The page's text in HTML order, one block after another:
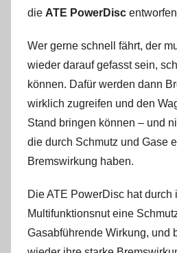
die ATE PowerDisc
Wer gerne schnell fährt, der
wieder darauf gefasst sein,
können. Dafür werden dann
wirklich zugreifen und den
Stand bringen können – und
die durch Schmutz und Gase
Bremswirkung haben.
Die ATE PowerDisc hat durch
Multifunktionsnut eine
Gasabführende Wirkung, und